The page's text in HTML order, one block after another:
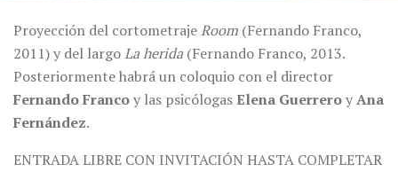
Proyección del cortometrajeRoom (Fernando Franco,
2011) y del largoLa herida (Fernando Franco, 2013.
Posteriormente habrá un coloquio con el director
Fernando Francoy las psicólogasElena GuerreroyAna
Fernández.
ENTRADA LIBRE CON INVITACIÓN HASTA COMPLETAR